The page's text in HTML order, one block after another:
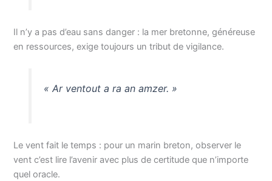
Il n’y a pas d’eau sans danger : la mer bretonne, généreuse
en ressources, exige toujours un tribut de vigilance.
« Ar ventout a ra an amzer. »
Le vent fait le temps : pour un marin breton, observer le
vent c’est lire l’avenir avec plus de certitude que n’importe
quel oracle.